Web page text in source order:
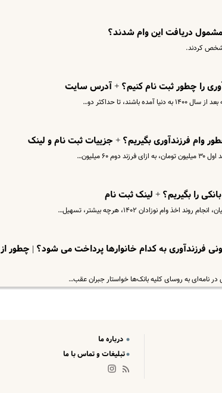
کردند.
را چطور ثبت نام کنیم؟ + آدرس سایت
تا حداکثر دو…
نوزادان ۱۴۰۲، هرچه بیشتر، تسهیل…
برای متقاضیان وام فرزندآوری | وام 150 میلیونی فرزندآوری به کدام خانوارها پرداخت می شود؟ | چطور از
نامه‌ای به روسای کلیه بانک‌ها خواستار جبران عقب…
درباره ما
تبلیغات و تماس با ما